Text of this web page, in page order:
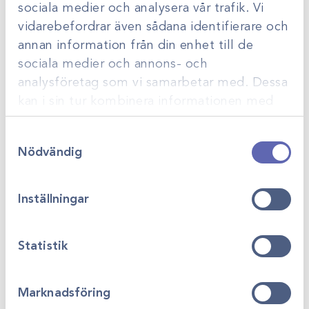
sociala medier och analysera vår trafik. Vi
vidarebefordrar även sådana identifierare och
annan information från din enhet till de
sociala medier och annons- och
analysföretag som vi samarbetar med. Dessa
kan i sin tur kombinera informationen med
annan information som du har tillhandahållit
eller som de har samlat in när du har använt
deras tjänster.
Nödvändig
Inställningar
Statistik
Marknadsföring
Snabbkoppling hane